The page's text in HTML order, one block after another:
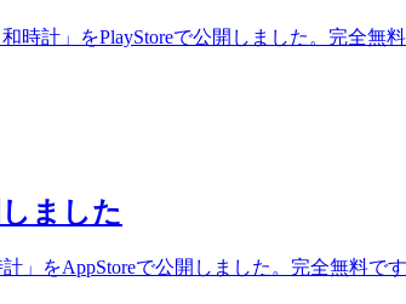
和時計」をPlayStoreで公開しました。完全
ました
計」をAppStoreで公開しました。完全無料で